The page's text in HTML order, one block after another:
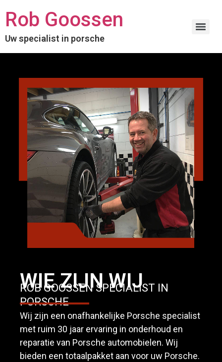
Rob Goossen
Uw specialist in porsche
WIE ZIJN WIJ
ROB GOOSSEN SPECIALIST IN
PORSCHE
Wij zijn een onafhankelijke Porsche specialist
met ruim 30 jaar ervaring in onderhoud en
reparatie van Porsche automobielen. Wij
bieden een totaalpakket aan voor uw Porsche.